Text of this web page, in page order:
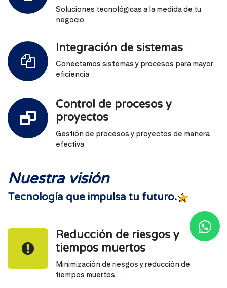
Soluciones tecnológicas a la medida de tu
negocio
Integración de sistemas
Conectamos sistemas y procesos para mayor
eficiencia
Control de procesos y
proyectos
Gestión de procesos y proyectos de manera
efectiva
Nuestra visión
Tecnología que impulsa tu futuro.
Reducción de riesgos y
tiempos muertos
Minimización de riesgos y reducción de
tiempos muertos